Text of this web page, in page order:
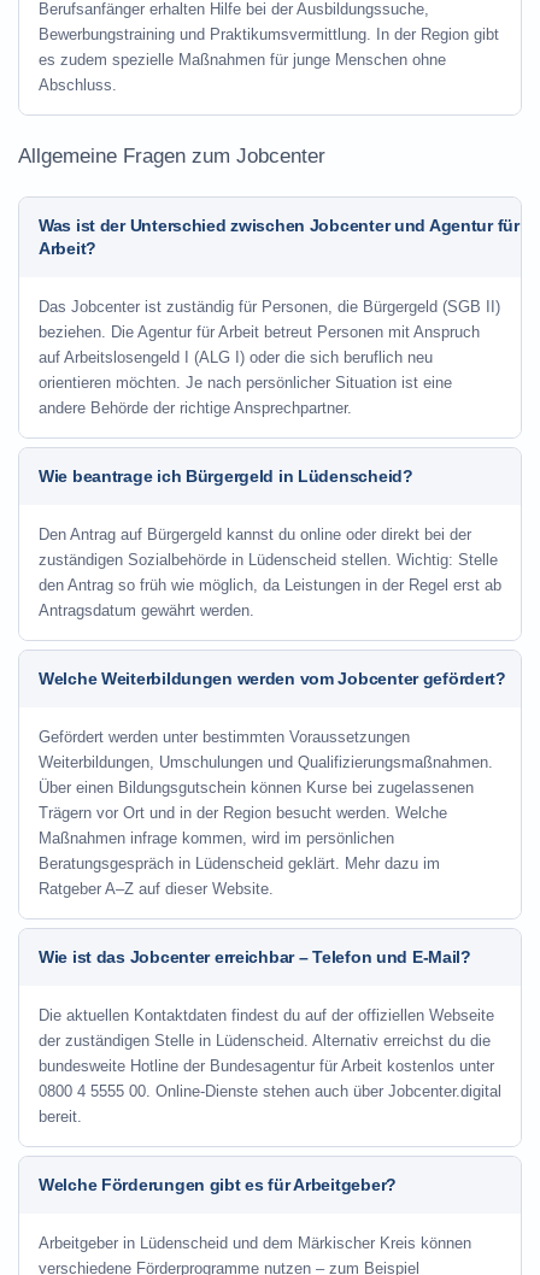
Berufsanfänger erhalten Hilfe bei der Ausbildungssuche,
Bewerbungstraining und Praktikumsvermittlung. In der Region gibt
es zudem spezielle Maßnahmen für junge Menschen ohne
Abschluss.
Allgemeine Fragen zum Jobcenter
Was ist der Unterschied zwischen Jobcenter und Agentur für
Arbeit?
Das Jobcenter ist zuständig für Personen, die Bürgergeld (SGB II)
beziehen. Die Agentur für Arbeit betreut Personen mit Anspruch
auf Arbeitslosengeld I (ALG I) oder die sich beruflich neu
orientieren möchten. Je nach persönlicher Situation ist eine
andere Behörde der richtige Ansprechpartner.
Wie beantrage ich Bürgergeld in Lüdenscheid?
Den Antrag auf Bürgergeld kannst du online oder direkt bei der
zuständigen Sozialbehörde in Lüdenscheid stellen. Wichtig: Stelle
den Antrag so früh wie möglich, da Leistungen in der Regel erst ab
Antragsdatum gewährt werden.
Welche Weiterbildungen werden vom Jobcenter gefördert?
Gefördert werden unter bestimmten Voraussetzungen
Weiterbildungen, Umschulungen und Qualifizierungsmaßnahmen.
Über einen Bildungsgutschein können Kurse bei zugelassenen
Trägern vor Ort und in der Region besucht werden. Welche
Maßnahmen infrage kommen, wird im persönlichen
Beratungsgespräch in Lüdenscheid geklärt. Mehr dazu im
Ratgeber A–Z auf dieser Website.
Wie ist das Jobcenter erreichbar – Telefon und E-Mail?
Die aktuellen Kontaktdaten findest du auf der offiziellen Webseite
der zuständigen Stelle in Lüdenscheid. Alternativ erreichst du die
bundesweite Hotline der Bundesagentur für Arbeit kostenlos unter
0800 4 5555 00. Online-Dienste stehen auch über Jobcenter.digital
bereit.
Welche Förderungen gibt es für Arbeitgeber?
Arbeitgeber in Lüdenscheid und dem Märkischer Kreis können
verschiedene Förderprogramme nutzen – zum Beispiel